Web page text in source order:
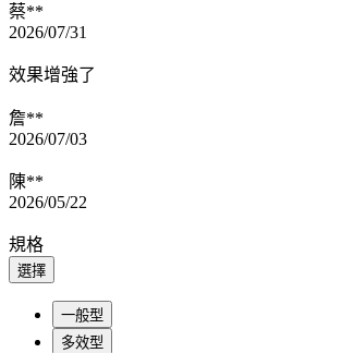
蔡**
2026/07/31
效果增強了
詹**
2026/07/03
陳**
2026/05/22
規格
選擇
一般型
多效型